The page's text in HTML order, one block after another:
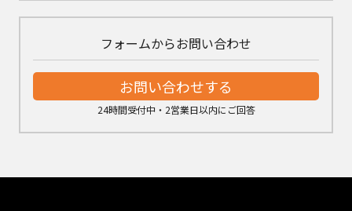
フォームからお問い合わせ
お問い合わせする
24時間受付中・2営業日以内にご回答